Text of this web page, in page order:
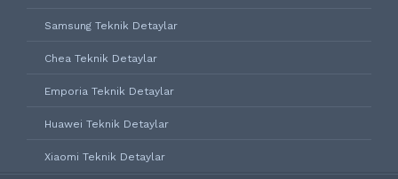
Samsung Teknik Detaylar
Chea Teknik Detaylar
Emporia Teknik Detaylar
Huawei Teknik Detaylar
Xiaomi Teknik Detaylar